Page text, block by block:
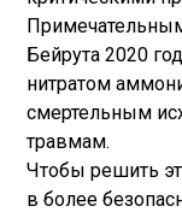
Бейрута 2020
нитратом
смертельным
травмам.
Чтобы решить
в более